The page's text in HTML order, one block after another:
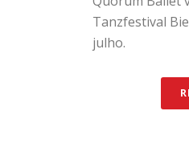
Tanzfestival
julho.